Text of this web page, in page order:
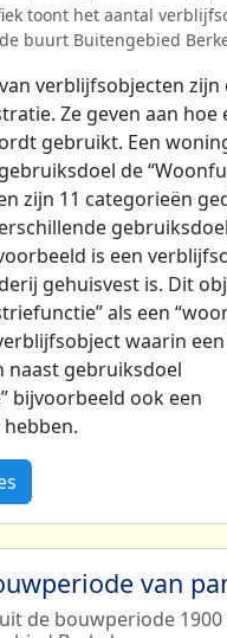
toont het aantal
buurt Buitengebied
verblijfsobjecten zijn
Ze geven aan hoe
gebruikt. Een
de
zijn 11 categorieën
is een
gehuisvest is. Dit
als een
waarin
naast gebruiksdoel
bijvoorbeeld ook een
van
de bouwperiode